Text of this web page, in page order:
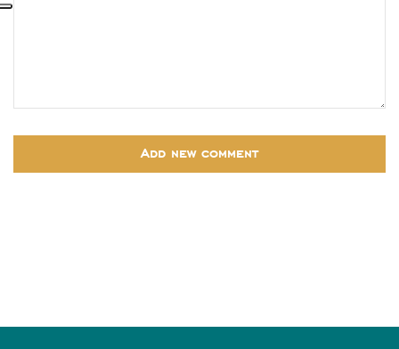
Add new comment